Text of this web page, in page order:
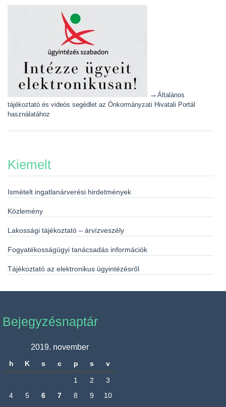
→ Általános
tájékoztató és videós segédlet az Önkormányzati Hivatali Portál
használatához
Kiemelt
Ismételt ingatlanárverési hirdetmények
Közlemény
Lakossági tájékoztató – árvízveszély
Fogyatékosságügyi tanácsadás információk
Tájékoztató az elektronikus ügyintézésről
Bejegyzésnaptár
2019. november
h K s c p s v
1 2
3
4
5 6 7 8 9
10